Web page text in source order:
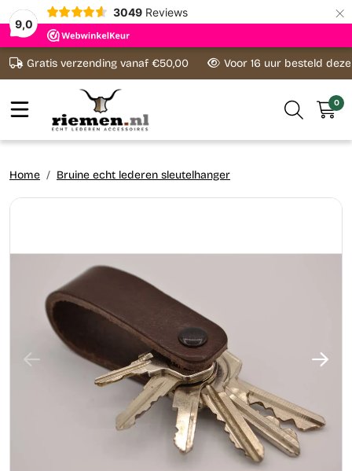
9,0
3049 Reviews ×
Ga naar content
Gratis verzending vanaf €50,00 Voor 16 uur besteld
0
Home Bruine echt lederen sleutelhanger